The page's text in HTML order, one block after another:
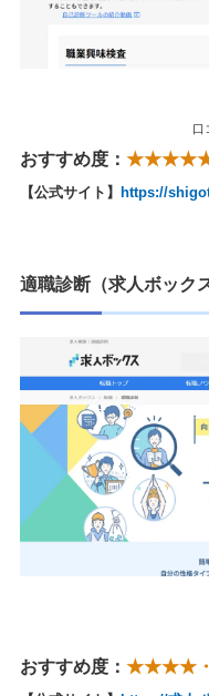
口
おすすめ度：
【公式サイト】
https://
適職診断（求人ボックス
おすすめ度： ★★★★・